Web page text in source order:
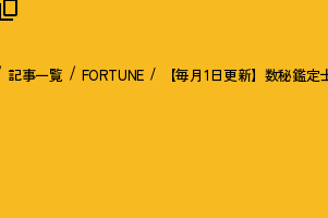
記事一覧 FORTUNE